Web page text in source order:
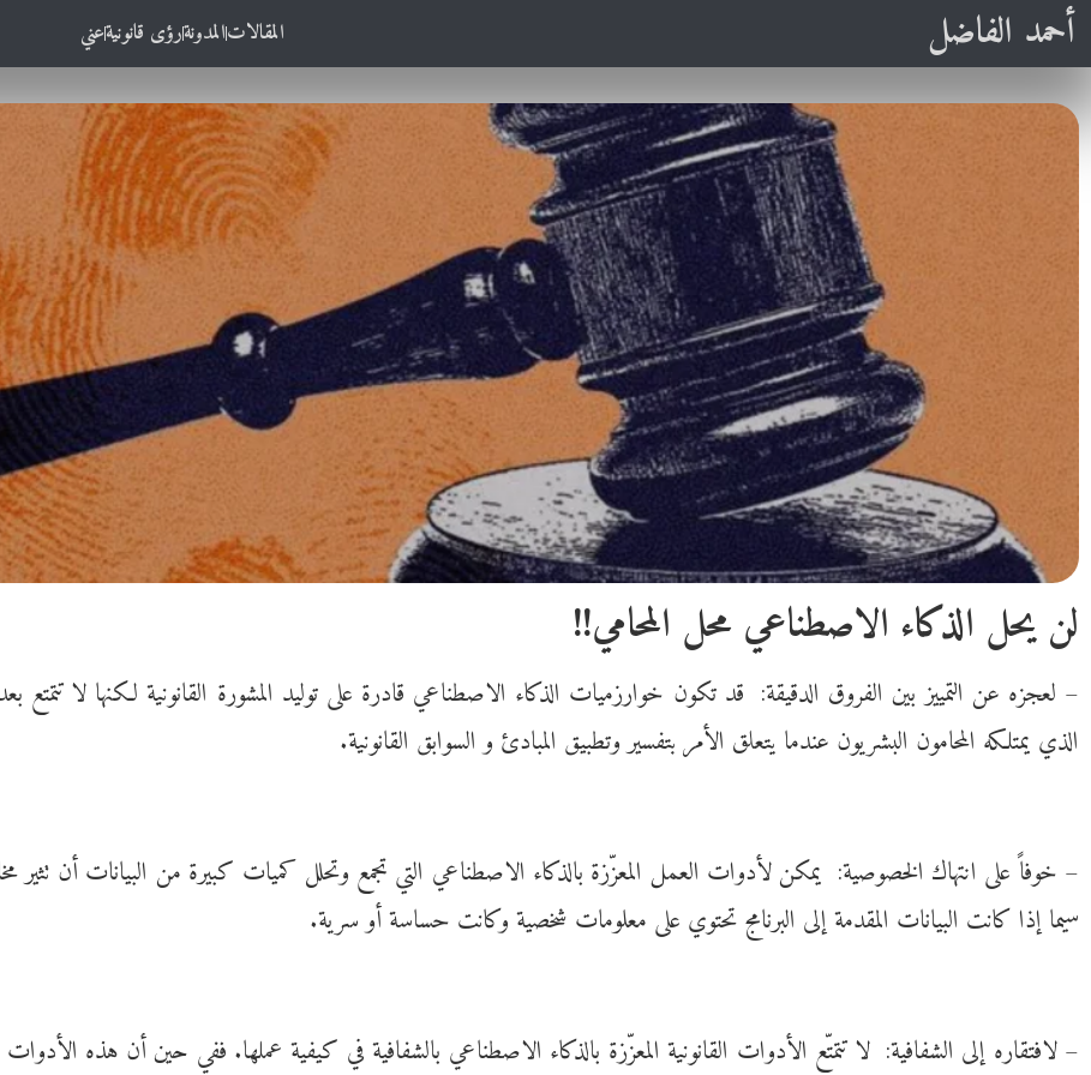
أحمد الفاضل المقالاتالمدونةرؤى قانونيةعني
لن يحل الذكاء الاصطناعي محل المحامي!!
– لعجزه عن التمييز بين الفروق الدقيقة: قد تكون خوارزميات الذكاء الاصطناعي قادرة على توليد المشورة القانونيةلكنها لا تتمتع
الذي يمتلكه المحامون البشريون عندما يتعلق الأمر بتفسير وتطبيق المبادئ والسوابق القانونية.
– خوفاً على انتهاك الخصوصية: يمكن لأدوات العمل المعزّزة بالذكاء الاصطناعي التي تجمع وتحلل كميات كبيرة من البياناتأن تثير
سيما إذا كانت البيانات المقدمة إلى البرنامج تحتوي على معلومات شخصية وكانت حساسة أو سرية.
– لافتقاره إلى الشفافية: لا تتمتّع الأدوات القانونيةالمعزّزة بالذكاء الاصطناعي بالشفافية في كيفية عملها. ففي حين أن هذه الأدوات